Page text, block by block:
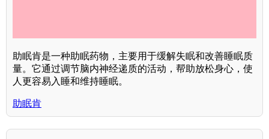
助眠肯是一种助眠药物，主要用于缓解失眠和改善睡眠质
量。它通过调节脑内神经递质的活动，帮助放松身心，使
人更容易入睡和维持睡眠。
助眠肯